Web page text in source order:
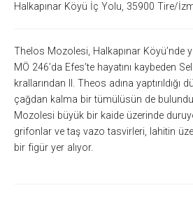
Halkapınar Köyü İç Yolu, 35900 Tire/
Thelos Mozolesi, Halkapınar Köyü’nde
MÖ 246’da Efes’te hayatını kaybeden
krallarından II. Theos adına yaptırıldığı
çağdan kalma bir tümülüsün de
Mozolesi büyük bir kaide üzerinde
grifonlar ve taş vazo tasvirleri, lahitin
bir figür yer alıyor.